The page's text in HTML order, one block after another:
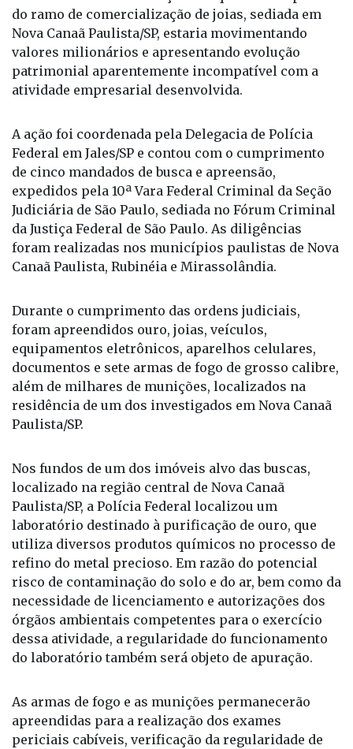
Federal receber informações de que uma empresa
do ramo de comercialização de joias, sediada em
Nova Canaã Paulista/SP, estaria movimentando
valores milionários e apresentando evolução
patrimonial aparentemente incompatível com a
A ação foi coordenada pela Delegacia de Polícia
Federal em Jales/SP e contou com o cumprimento
de cinco mandados de busca e apreensão,
expedidos pela 10ª Vara Federal Criminal da Seção
Judiciária de São Paulo, sediada no Fórum Criminal
da Justiça Federal de São Paulo. As diligências
foram realizadas nos municípios paulistas de Nova
Durante o cumprimento das ordens judiciais,
foram apreendidos ouro, joias, veículos,
equipamentos eletrônicos, aparelhos celulares,
documentos e sete armas de fogo de grosso calibre,
além de milhares de munições, localizados na
residência de um dos investigados em Nova Canaã
Nos fundos de um dos imóveis alvo das buscas,
localizado na região central de Nova Canaã
Paulista/SP, a Polícia Federal localizou um
laboratório destinado à purificação de ouro, que
utiliza diversos produtos químicos no processo de
refino do metal precioso. Em razão do potencial
risco de contaminação do solo e do ar, bem como da
necessidade de licenciamento e autorizações dos
órgãos ambientais competentes para o exercício
dessa atividade, a regularidade do funcionamento
As armas de fogo e as munições permanecerão